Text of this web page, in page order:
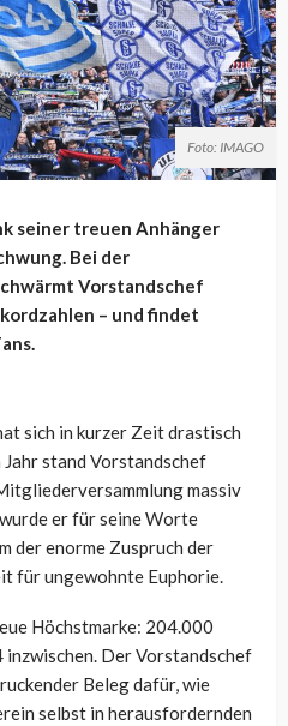
Foto: IMAGO
seiner treuen Anhänger
Bei der
Vorstandschef
– und findet
sich in kurzer Zeit drastisch
stand Vorstandschef
massiv
er für seine Worte
der enorme Zuspruch der
für ungewohnte Euphorie.
Höchstmarke: 204.000
Der Vorstandschef
Beleg dafür, wie
selbst in herausfordernden